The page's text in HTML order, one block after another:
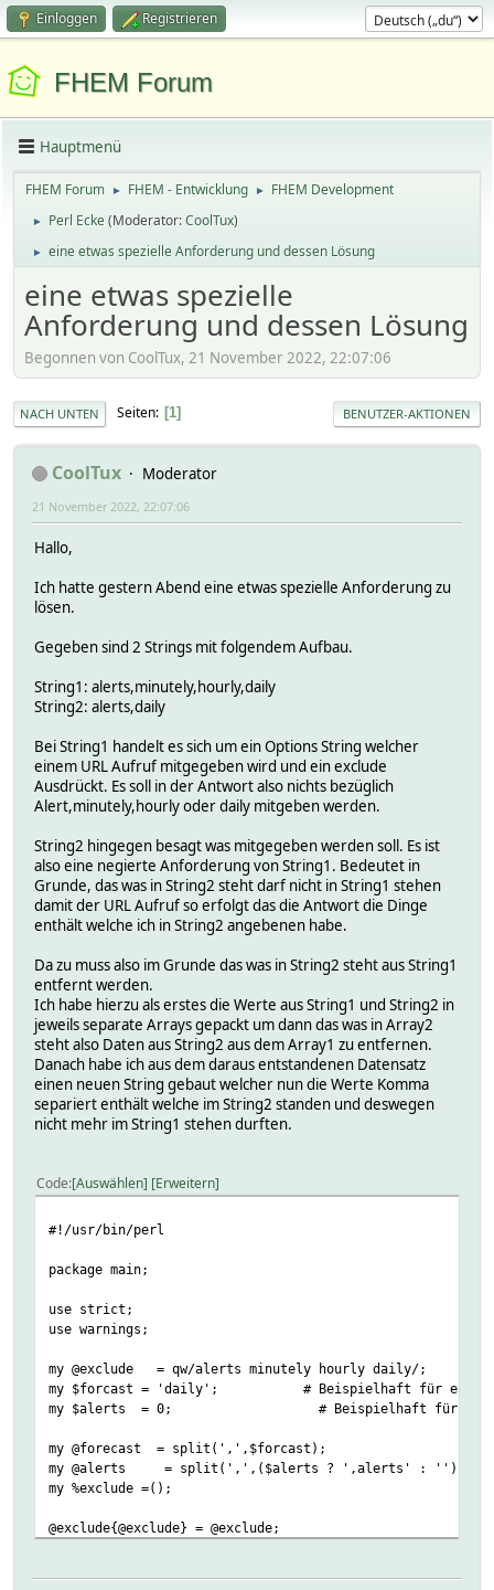
Einloggen Registrieren
FHEM Forum
Hauptmenü
FHEM Forum ► FHEM - Entwicklung ► FHEM Development
► Perl Ecke(Moderator:CoolTux)
► eine etwas spezielle Anforderung und dessen Lösung
eine etwas spezielle
Anforderung und dessen Lösung
Begonnen von CoolTux, 21 November 2022, 22:07:06
NACH UNTEN Seiten 1 BENUTZER-AKTIONEN
CoolTux Moderator
21 November 2022, 22:07:06
Hallo,
Ich hatte gestern Abend eine etwas spezielle Anforderung zu
lösen.
Gegeben sind 2 Strings mit folgendem Aufbau.
String1: alerts,minutely,hourly,daily
String2: alerts,daily
Bei String1 handelt es sich um ein Options String welcher
einem URL Aufruf mitgegeben wird und ein exclude
Ausdrückt. Es soll in der Antwort also nichts bezüglich
Alert,minutely,hourly oder daily mitgeben werden.
String2 hingegen besagt was mitgegeben werden soll. Es ist
also eine negierte Anforderung von String1. Bedeutet in
Grunde, das was in String2 steht darf nicht in String1 stehen
damit der URL Aufruf so erfolgt das die Antwort die Dinge
enthält welche ich in String2 angebenen habe.
Da zu muss also im Grunde das was in String2 steht aus String1
entfernt werden.
Ich habe hierzu als erstes die Werte aus String1 und String2 in
jeweils separate Arrays gepackt um dann das was in Array2
steht also Daten aus String2 aus dem Array1 zu entfernen.
Danach habe ich aus dem daraus entstandenen Datensatz
einen neuen String gebaut welcher nun die Werte Komma
separiert enthält welche im String2 standen und deswegen
nicht mehr im String1 stehen durften.
Code Auswählen Erweitern
#!/usr/bin/perl
package main;
use strict;
use warnings;
my @exclude = qw/alerts minutely hourly
my $forcast = 'daily'; # Beispielhaft für einen
my $alerts = 0; # Beispielhaft für einen Teil von
my @forecast = split(',',$forcast);
my @alerts = split(',',($alerts ? ',alerts' : ''));
my %exclude =();
@exclude{@exclude} = @exclude;